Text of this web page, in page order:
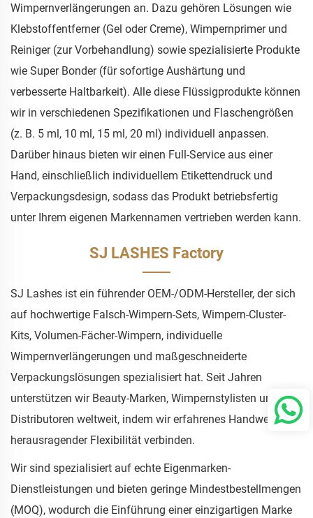
Wimpernverlängerungen an. Dazu gehören Lösungen wie
Klebstoffentferner (Gel oder Creme), Wimpernprimer und
Reiniger (zur Vorbehandlung) sowie spezialisierte Produkte
wie Super Bonder (für sofortige Aushärtung und
verbesserte Haltbarkeit). Alle diese Flüssigprodukte können
wir in verschiedenen Spezifikationen und Flaschengrößen
(z. B. 5 ml, 10 ml, 15 ml, 20 ml) individuell anpassen.
Darüber hinaus bieten wir einen Full-Service aus einer
Hand, einschließlich individuellem Etikettendruck und
Verpackungsdesign, sodass das Produkt betriebsfertig
unter Ihrem eigenen Markennamen vertrieben werden kann.
SJ LASHES Factory
SJ Lashes ist ein führender OEM-/ODM-Hersteller, der sich
auf hochwertige Falsch-Wimpern-Sets, Wimpern-Cluster-
Kits, Volumen-Fächer-Wimpern, individuelle
Wimpernverlängerungen und maßgeschneiderte
Verpackungslösungen spezialisiert hat. Seit Jahren
unterstützen wir Beauty-Marken, Wimpernstylisten und
Distributoren weltweit, indem wir erfahrenes Handwerk mit
herausragender Flexibilität verbinden.
Wir sind spezialisiert auf echte Eigenmarken-
Dienstleistungen und bieten geringe Mindestbestellmengen
(MOQ), wodurch die Einführung einer einzigartigen Marke